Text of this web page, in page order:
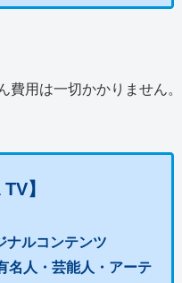
費用は一切かかりません。
】
ナルコンテンツ
名人・芸能人・アーテ